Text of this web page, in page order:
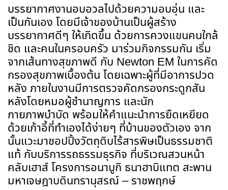
บรรยากาศงานอบอวลไปด้วยความอบอุ่น และ
เป็นกันเอง โดยมีเจ้าของบ้านเป็นผู้สร้าง
บรรยากาศดีๆ ให้เกิดขึ้น ด้วยการควงแขนคนใกล้
ชิด และคนในครอบครัว มาร่วมกิจกรรมกัน เริ่ม
จากเส้นทางสุขภาพดี กับ Newton EM ในการคัด
กรองสุขภาพเบื้องต้น โดยเฉพาะผู้ที่มีอาการปวด
หลัง ภายในงานมีการตรวจคัดกรองกระดูกสัน
หลังโดยหมอผู้ชำนาญการ และนัก
กายภาพบำบัด พร้อมให้คำแนะนำการยืดเหยียด
ด้วยเก้าอี้ที่ทำเองได้ง่ายๆ ที่บ้านของตัวเอง จาก
นั้นแวะมาชอปปิ้งวัตถุดิบไร้สารพิษเป็นธรรมชาติ
แท้ กับบริการรถธรรมธุรกิจ ที่บริเวณสวนหน้า
คลับเฮาส์ โครงการอนาบูกิ ธนาฮาบิแทต สะพาน
มหาเจษฎาบดินทรานุสรณ์ – ราชพฤกษ์